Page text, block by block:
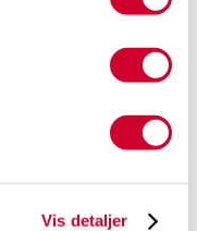
Vis detaljer